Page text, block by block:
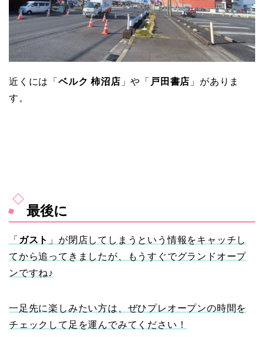
近くには「 ベルク 柿沼店 」や「 戸田書店 」がありま
す。
最後に
「 ガスト 」が閉店してしまうという情報をキャッチし
てから追ってきましたが、もうすぐでグランドオープ
ンですね♪
一足先に楽しみたい方は、ぜひプレオープンの時間を
チェックして足を運んでみてください！